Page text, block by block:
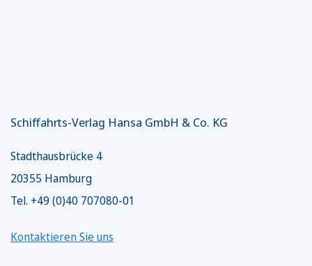
Schiffahrts-Verlag Hansa GmbH & Co. KG
Stadthausbrücke 4
20355 Hamburg
Tel. +49 (0)40 707080-01
Kontaktieren Sie uns